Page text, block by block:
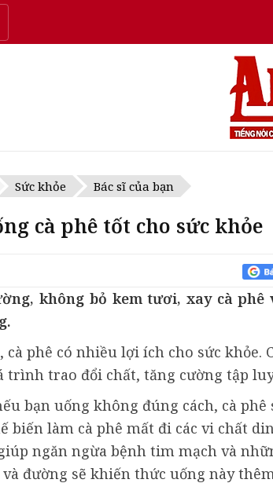
08/2026
Sức khỏe Bác sĩ của bạn
cà phê tốt cho sức khỏe
không bỏ kem tươi, xay cà
cà phê có nhiều lợi ích cho sức khỏe.
trình trao đổi chất, tăng cường tập
bạn uống không đúng cách, cà
biến làm cà phê mất đi các vi chất
ngăn ngừa bệnh tim mạch và
đường sẽ khiến thức uống này